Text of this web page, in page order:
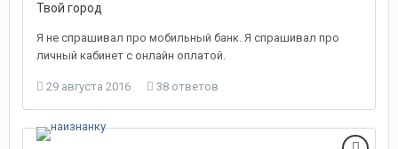
Твой город
Я не спрашивал про мобильный банк. Я спрашивал про
личный кабинет с онлайн оплатой.
29 августа 2016 38 ответов